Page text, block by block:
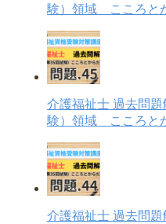
験）領域 こころと
介護福祉士 過去問
験）領域 こころと
介護福祉士 過去問